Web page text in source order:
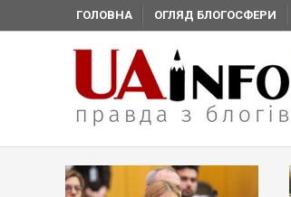
ГОЛОВНА ОГЛЯД БЛОГОСФЕРИ